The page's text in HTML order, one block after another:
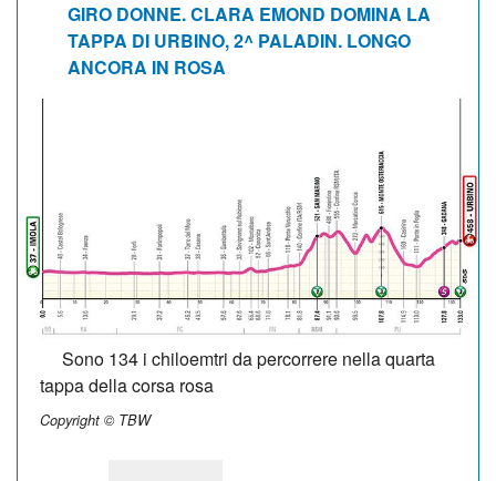
CALENDARIO
OSCAR
NEWSLETTER
GIRO DONNE. CLARA EMOND DOMINA LA
TAPPA DI URBINO, 2^ PALADIN. LONGO
ANCORA IN ROSA
Sono 134 i chiloemtri da percorrere nella quarta
tappa della corsa rosa
Copyright © TBW